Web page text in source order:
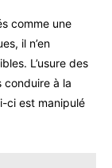
comme une
il n’en
L’usure des
conduire à la
ci est manipulé